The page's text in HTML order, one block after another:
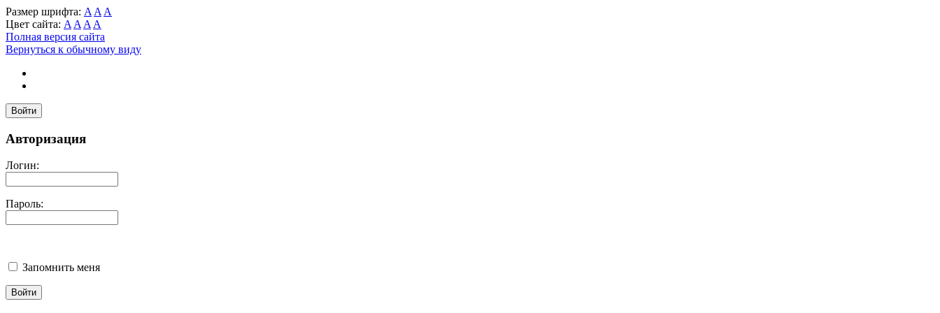
Размер шрифта: A A A
Цвет сайта: A A A A
Полная версия сайта
Вернуться к обычному виду
Войти
Авторизация
Логин:
Пароль:
Запомнить меня